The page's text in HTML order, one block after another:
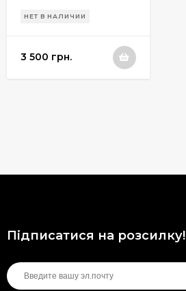
НЕТ В НАЛИЧИИ
3 500 грн.
Підписатися на розсилку!